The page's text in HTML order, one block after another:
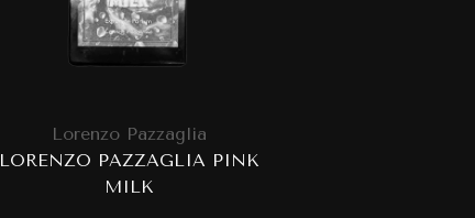
Lorenzo Pazzaglia
LORENZO PAZZAGLIA PINK
MILK